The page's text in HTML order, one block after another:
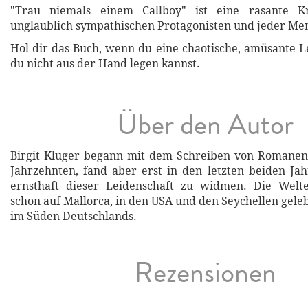
"Trau niemals einem Callboy" ist eine rasante
unglaublich sympathischen Protagonisten und jeder
Hol dir das Buch, wenn du eine chaotische, amüsante
du nicht aus der Hand legen kannst.
Über den Autor
Birgit Kluger begann mit dem Schreiben von
Jahrzehnten, fand aber erst in den letzten beiden
ernsthaft dieser Leidenschaft zu widmen. Die
schon auf Mallorca, in den USA und den Seychellen
im Süden Deutschlands.
Rezensionen